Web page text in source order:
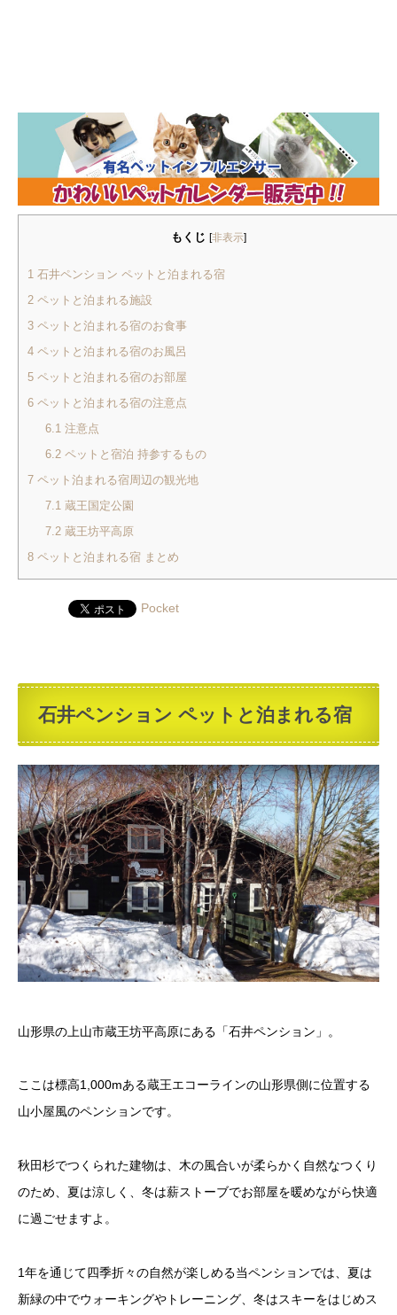
もくじ [非表示]
1 石井ペンション ペットと泊まれる宿
2 ペットと泊まれる施設
3 ペットと泊まれる宿のお食事
4 ペットと泊まれる宿のお風呂
5 ペットと泊まれる宿のお部屋
6 ペットと泊まれる宿の注意点
6.1 注意点
6.2ペットと宿泊 持参するもの
7 ペット泊まれる宿周辺の観光地
7.1 蔵王国定公園
7.2蔵王坊平高原
8 ペットと泊まれる宿 まとめ
Pocket
石井ペンション ペットと泊まれる宿
山形県の上山市蔵王坊平高原にある「石井ペンション」。
ここは標高1,000mある蔵王エコーラインの山形県側に位置する
山小屋風のペンションです。
秋田杉でつくられた建物は、木の風合いが柔らかく自然なつくり
のため、夏は涼しく、冬は薪ストーブでお部屋を暖めながら快適
に過ごせますよ。
1年を通じて四季折々の自然が楽しめる当ペンションでは、夏は
新緑の中でウォーキングやトレーニング、冬はスキーをはじめス